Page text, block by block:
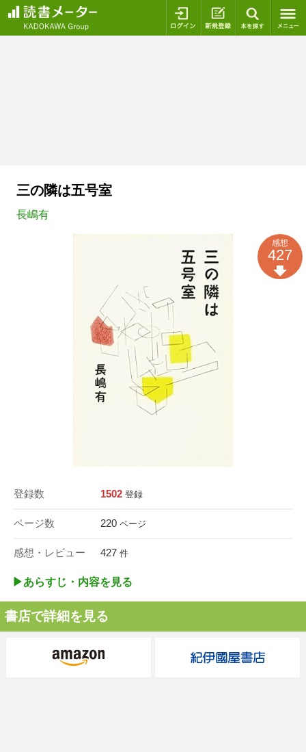
ログイン 新規登録
三の隣は五号室
長嶋有
登録数 1502 登録
ページ数 220 ページ
感想・レビュー 427 件
感想
427
▶︎あらすじ・内容を見る
書店で詳細を見る